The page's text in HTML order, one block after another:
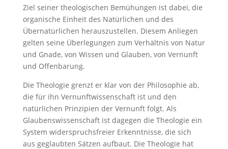
Ziel seiner theologischen Bemühungen ist dabei, die
organische Einheit des Natürlichen und des
Übernatürlichen herauszustellen. Diesem Anliegen
gelten seine Überlegungen zum Verhältnis von Natur
und Gnade, von Wissen und Glauben, von Vernunft
und Offenbarung.
Die Theologie grenzt er klar von der Philosophie ab,
die für ihn Vernunftwissenschaft ist und den
natürlichen Prinzipien der Vernunft folgt. Als
Glaubenswissenschaft ist dagegen die Theologie ein
System widerspruchsfreier Erkenntnisse, die sich
aus geglaubten Sätzen aufbaut. Die Theologie hat